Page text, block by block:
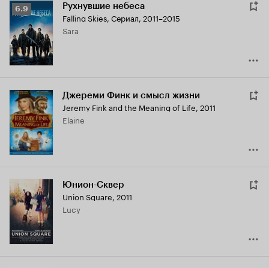
Рейтинг
Кинопоиска
6.9
6.9 Рухнувшие небеса
Falling Skies, Сериал, 2011–2015
Sara
Джереми Финк и смысл жизни
Jeremy Fink and the Meaning of Life, 2011
Elaine
Юнион-Сквер
Union Square, 2011
Lucy